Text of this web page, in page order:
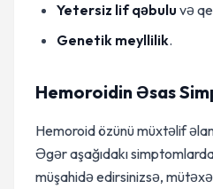
Yetersiz lif qəbulu və
Genetik meyllilik.
Hemoroidin Əsas
Hemoroid özünü müxtəlif
Əgər aşağıdakı
müşahidə edirsinizsə,